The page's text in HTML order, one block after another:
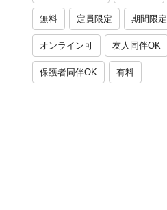
無料 定員限定 期間限定
オンライン可 友人同伴OK
保護者同伴OK 有料